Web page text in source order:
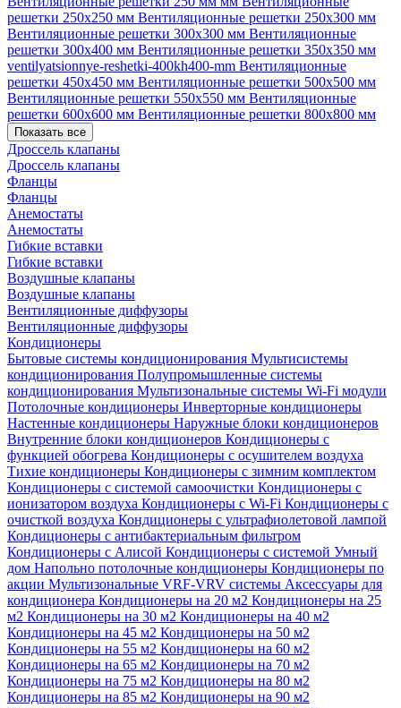
решетки 250х250 мм Вентиляционные решетки 250х300 мм
Вентиляционные решетки 300х300 мм Вентиляционные
решетки 300х400 мм Вентиляционные решетки 350х350 мм
ventilyatsionnye-reshetki-400kh400-mm Вентиляционные
решетки 450х450 мм Вентиляционные решетки 500х500 мм
Вентиляционные решетки 550х550 мм Вентиляционные
решетки 600х600 мм Вентиляционные решетки 800х800 мм
Показать все
Дроссель клапаны
Дроссель клапаны
Фланцы
Фланцы
Анемостаты
Анемостаты
Гибкие вставки
Гибкие вставки
Воздушные клапаны
Воздушные клапаны
Вентиляционные диффузоры
Вентиляционные диффузоры
Кондиционеры
Бытовые системы кондиционирования Мультисистемы
кондиционирования Полупромышленные системы
кондиционирования Мультизональные системы Wi-Fi модули
Потолочные кондиционеры Инверторные кондиционеры
Настенные кондиционеры Наружные блоки кондиционеров
Внутренние блоки кондиционеров Кондиционеры с
функцией обогрева Кондиционеры с осушителем воздуха
Тихие кондиционеры Кондиционеры с зимним комплектом
Кондиционеры с системой самоочистки Кондиционеры с
ионизатором воздуха Кондиционеры с Wi-Fi Кондиционеры с
очисткой воздуха Кондиционеры с ультрафиолетовой лампой
Кондиционеры с антибактериальным фильтром
Кондиционеры с Алисой Кондиционеры с системой Умный
дом Напольно потолочные кондиционеры Кондиционеры по
акции Мультизональные VRF-VRV системы Аксессуары для
кондиционера Кондиционеры на 20 м2 Кондиционеры на 25
м2 Кондиционеры на 30 м2 Кондиционеры на 40 м2
Кондиционеры на 45 м2 Кондиционеры на 50 м2
Кондиционеры на 55 м2 Кондиционеры на 60 м2
Кондиционеры на 65 м2 Кондиционеры на 70 м2
Кондиционеры на 75 м2 Кондиционеры на 80 м2
Кондиционеры на 85 м2 Кондиционеры на 90 м2